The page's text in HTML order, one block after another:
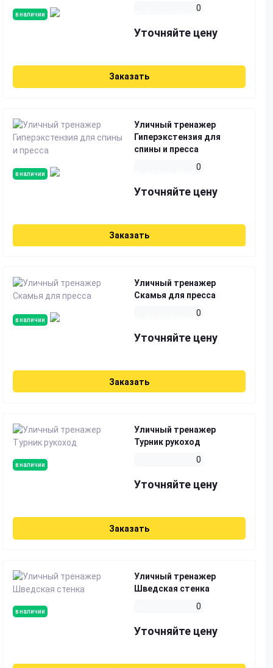
в наличии
0
Уточняйте цену
Заказать
в наличии
Уличный тренажер
Гиперэкстензия для
спины и пресса
0
Уточняйте цену
Заказать
в наличии
Уличный тренажер
Скамья для пресса
0
Уточняйте цену
Заказать
в наличии
Уличный тренажер
Турник рукоход
0
Уточняйте цену
Заказать
в наличии
Уличный тренажер
Шведская стенка
0
Уточняйте цену